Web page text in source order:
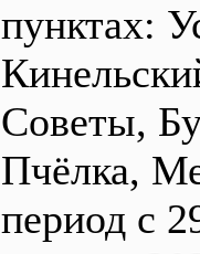
пунктах:
Советы,
Пчёлка,
период с